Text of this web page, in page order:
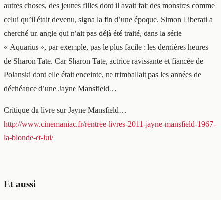
autres choses, des jeunes filles dont il avait fait des monstres comme
celui qu’il était devenu, signa la fin d’une époque. Simon Liberati a
cherché un angle qui n’ait pas déjà été traité, dans la série
« Aquarius », par exemple, pas le plus facile : les dernières heures
de Sharon Tate. Car Sharon Tate, actrice ravissante et fiancée de
Polanski dont elle était enceinte, ne trimballait pas les années de
déchéance d’une Jayne Mansfield…
Critique du livre sur Jayne Mansfield…
http://www.cinemaniac.fr/rentree-livres-2011-jayne-mansfield-1967-
la-blonde-et-lui/
Et aussi